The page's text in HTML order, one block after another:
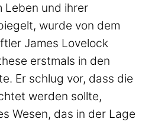
Leben und ihrer
wurde von dem
James Lovelock
erstmals in den
Er schlug vor, dass die
werden sollte,
Wesen, das in der Lage